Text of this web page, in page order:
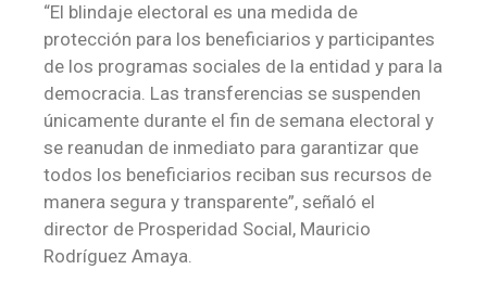
“El blindaje electoral es una medida de
protección para los beneficiarios y participantes
de los programas sociales de la entidad y para la
democracia. Las transferencias se suspenden
únicamente durante el fin de semana electoral y
se reanudan de inmediato para garantizar que
todos los beneficiarios reciban sus recursos de
manera segura y transparente”, señaló el
director de Prosperidad Social, Mauricio
Rodríguez Amaya.